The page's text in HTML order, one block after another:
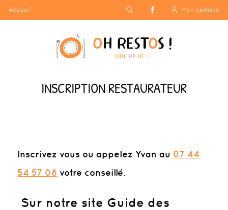
Accueil Mon compte
INSCRIPTION RESTAURATEUR
Inscrivez vous ou appelez Yvan au 07 44
54 57 08 votre conseillé.
Sur notre site Guide des